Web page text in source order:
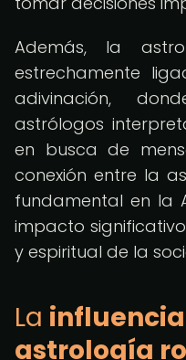
Además, la
estrechamente
adivinación,
astrólogos
en busca de
conexión entre la
fundamental en la
impacto
y espiritual de la
La
astrología